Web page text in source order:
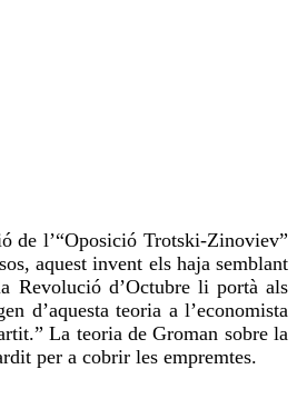
de l’“Oposició Trotski-Zinoviev”
aquest invent els haja semblant
Revolució d’Octubre li portà als
d’aquesta teoria a l’economista
La teoria de Groman sobre la
per a cobrir les empremtes.